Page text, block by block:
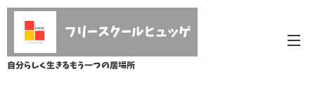
フリースクールヒュッゲ
自分らしく生きるもう一つの居場所